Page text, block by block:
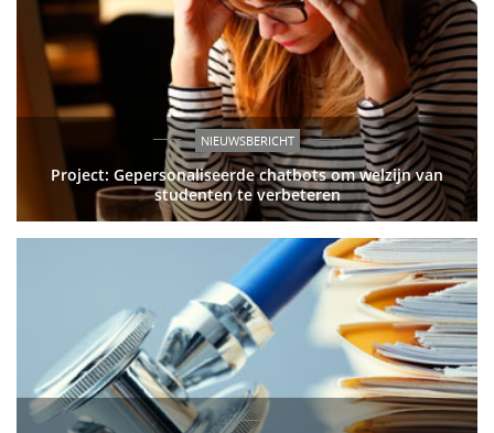
NIEUWSBERICHT
Project: Gepersonaliseerde chatbots om welzijn van
studenten te verbeteren